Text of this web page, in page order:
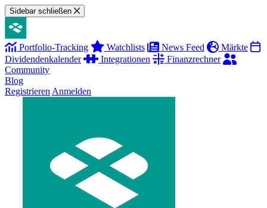
Sidebar schließen
Portfolio-Tracking Watchlists News Feed
Märkte
Dividendenkalender
Integrationen
Finanzrechner
Community
Blog
Registrieren Anmelden